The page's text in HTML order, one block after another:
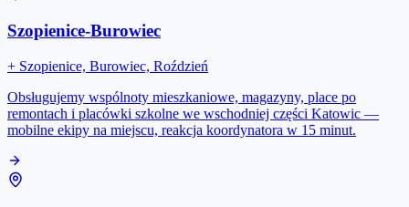
Szopienice-Burowiec
+ Szopienice, Burowiec, Roździeń
Obsługujemy wspólnoty mieszkaniowe, magazyny, place po
remontach i placówki szkolne we wschodniej części Katowic —
mobilne ekipy na miejscu, reakcja koordynatora w 15 minut.